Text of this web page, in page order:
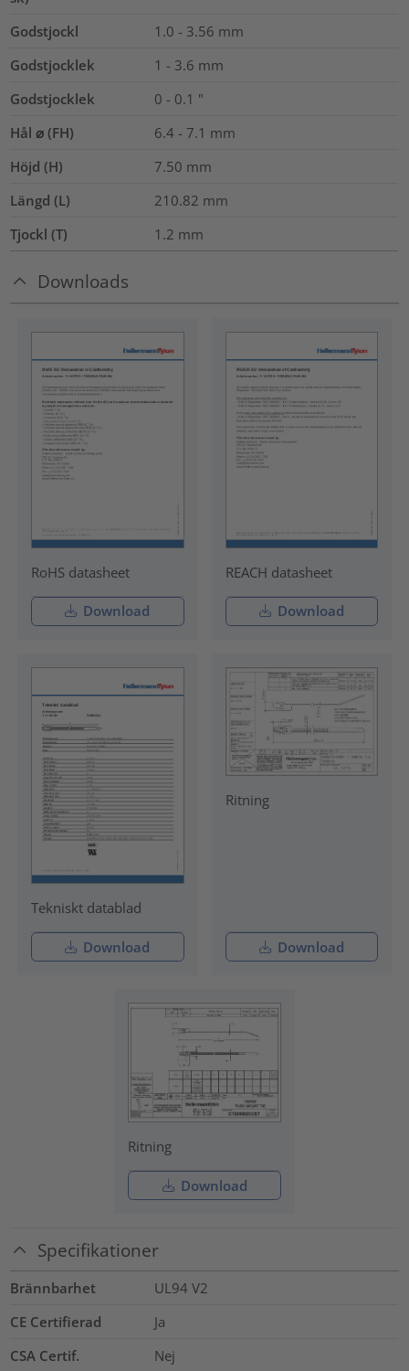
Godstjockl
1.0 - 3.56 mm
Godstjocklek
1 - 3.6 mm
Godstjocklek
0 - 0.1 "
Hål ⌀ (FH)
6.4 - 7.1 mm
Höjd (H)
7.50 mm
Längd (L)
210.82 mm
Tjockl (T)
1.2 mm
Downloads
RoHS datasheet
Download
REACH datasheet
Download
Tekniskt datablad
Download
Ritning
Download
Ritning
Download
Specifikationer
Brännbarhet
UL94 V2
CE Certifierad
Ja
CSA Certif.
Nej